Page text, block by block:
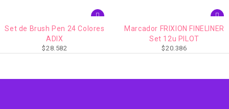
Set de Brush Pen 24 Colores
ADIX
$28.582
Marcador FRIXION FINELINER
Set 12u PILOT
$20.386